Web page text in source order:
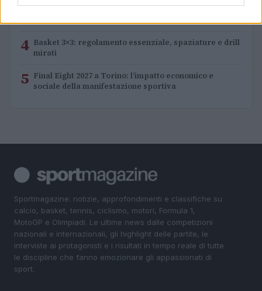
3 Nazionale italiana di basket: ritiro a Folgaria e
4 Basket 3×3: regolamento essenziale, spaziature e drill
mirati
5 Final Eight 2027 a Torino: l’impatto economico e
sociale della manifestazione sportiva
Sportmagazine: notizie, approfondimenti e classifiche su
calcio, basket, tennis, ciclismo, motori, Formula 1,
MotoGP e Olimpiadi. Le ultime news dalle competizioni
nazionali e internazionali, gli highlight delle partite, le
interviste ai protagonisti e i risultati in tempo reale di tutte
le discipline che fanno emozionare gli appassionati di
sport.